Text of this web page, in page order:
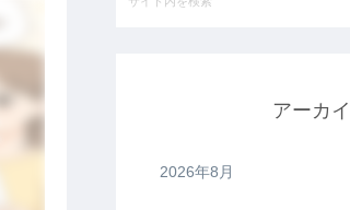
アーカ
2026年8月